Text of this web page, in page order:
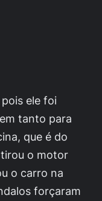
ele foi
tanto para
que é do
o motor
o carro na
forçaram